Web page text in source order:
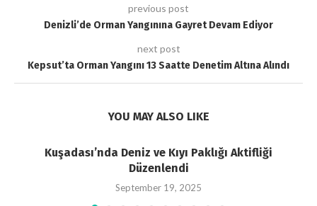
previous post
Denizli’de Orman Yangınına Gayret Devam Ediyor
next post
Kepsut’ta Orman Yangını 13 Saatte Denetim Altına Alındı
YOU MAY ALSO LIKE
Kuşadası’nda Deniz ve Kıyı Paklığı Aktifliği
Düzenlendi
September 19, 2025